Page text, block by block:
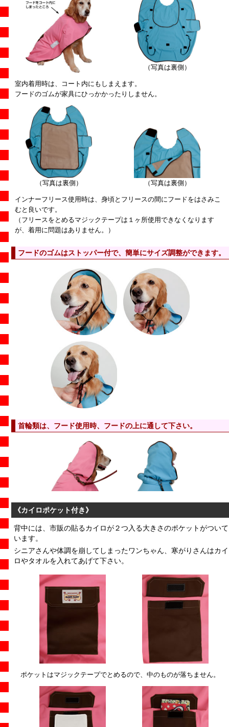
（写真は裏側）
室内着用時は、コート内にもしまえます。
フードのゴムが家具にひっかかったりしません。
（写真は裏側） （写真は裏側）
インナーフリース使用時は、身頃とフリースの間にフードをはさみこ
むと良いです。
（フリースをとめるマジックテープは１ヶ所使用できなくなります
が、着用に問題はありません。）
フードのゴムはストッパー付で、簡単にサイズ調整ができます。
首輪類は、フード使用時、フードの上に通して下さい。
《カイロポケット付き》
背中には、市販の貼るカイロが２つ入る大きさのポケットがついて
います。
シニアさんや体調を崩してしまったワンちゃん、寒がりさんはカイ
ロやタオルを入れてあげて下さい。
ポケットはマジックテープでとめるので、中のものが落ちません。